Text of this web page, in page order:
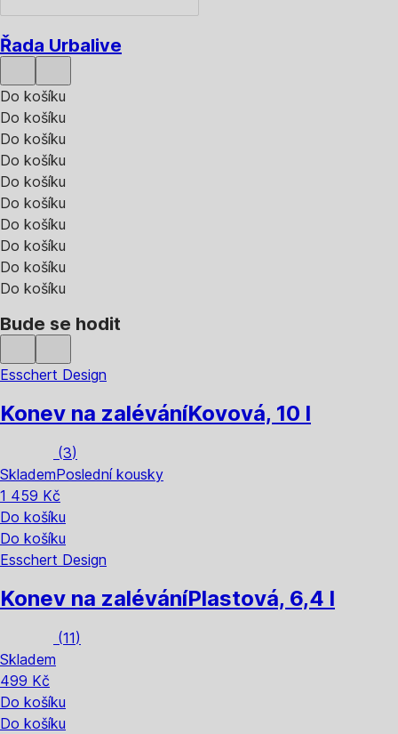
Řada Urbalive
Do košíku
Do košíku
Do košíku
Do košíku
Do košíku
Do košíku
Do košíku
Do košíku
Do košíku
Do košíku
Bude se hodit
Esschert Design
Konev na zaléváníKovová, 10 l
(3)
SklademPoslední kousky
1 459 Kč
Do košíku
Do košíku
Esschert Design
Konev na zaléváníPlastová, 6,4 l
(11)
Skladem
499 Kč
Do košíku
Do košíku